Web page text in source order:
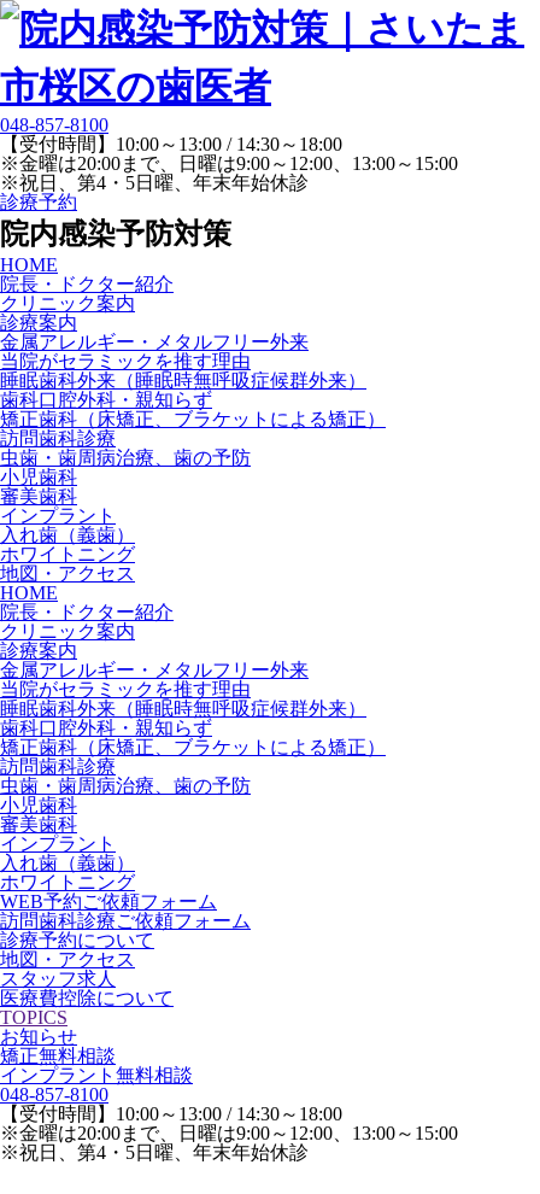
048-857-8100
【受付時間】10:00～13:00 / 14:30～18:00
※金曜は20:00まで、日曜は9:00～12:00、13:00～15:00
※祝日、第4・5日曜、年末年始休診
診療予約
院内感染予防対策
HOME
院長・ドクター紹介
クリニック案内
診療案内
金属アレルギー・メタルフリー外来
当院がセラミックを推す理由
睡眠歯科外来（睡眠時無呼吸症候群外来）
歯科口腔外科・親知らず
矯正歯科（床矯正、ブラケットによる矯正）
訪問歯科診療
虫歯・歯周病治療、歯の予防
小児歯科
審美歯科
インプラント
入れ歯（義歯）
ホワイトニング
地図・アクセス
HOME
院長・ドクター紹介
クリニック案内
診療案内
金属アレルギー・メタルフリー外来
当院がセラミックを推す理由
睡眠歯科外来（睡眠時無呼吸症候群外来）
歯科口腔外科・親知らず
矯正歯科（床矯正、ブラケットによる矯正）
訪問歯科診療
虫歯・歯周病治療、歯の予防
小児歯科
審美歯科
インプラント
入れ歯（義歯）
ホワイトニング
WEB予約ご依頼フォーム
訪問歯科診療ご依頼フォーム
診療予約について
地図・アクセス
スタッフ求人
医療費控除について
TOPICS
お知らせ
矯正無料相談
インプラント無料相談
048-857-8100
【受付時間】10:00～13:00 / 14:30～18:00
※金曜は20:00まで、日曜は9:00～12:00、13:00～15:00
※祝日、第4・5日曜、年末年始休診